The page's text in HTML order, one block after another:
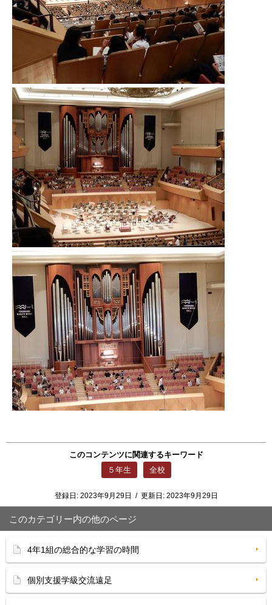
このコンテンツに関連するキーワード
５年生
全校
登録日: 2023年9月29日 / 更新日: 2023年9月29日
このカテゴリー内の他のページ
4年1組の総合的な学習の時間
個別支援学級交流遠足